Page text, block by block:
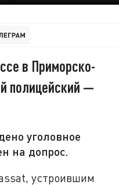
в Приморско-
полицейский —
уголовное
на допрос.
устроившим